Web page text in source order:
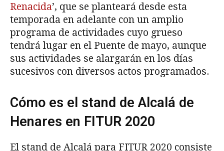
Renacida’, que se planteará desde esta
temporada en adelante con un amplio
programa de actividades cuyo grueso
tendrá lugar en el Puente de mayo, aunque
sus actividades se alargarán en los días
sucesivos con diversos actos programados.
Cómo es el stand de Alcalá de
Henares en FITUR 2020
El stand de Alcalá para FITUR 2020 consiste